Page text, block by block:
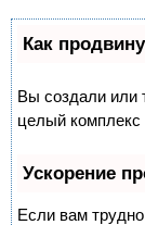
Как
Вы создали или
целый комплекс
Ускорение
Если вам